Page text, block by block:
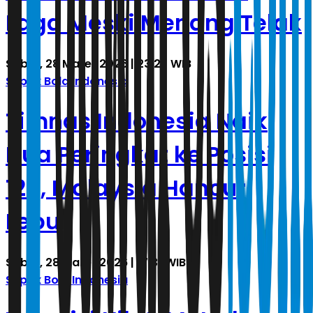
Laga Meski Menang Telak
Sabtu, 28 Maret 2026 | 23.23 WIB
Sepak Bola Indonesia
Timnas Indonesia Naik
Dua Peringkat ke Posisi
120, Malaysia Hancur
Lebur
Sabtu, 28 Maret 2026 | 17.31 WIB
Sepak Bola Indonesia